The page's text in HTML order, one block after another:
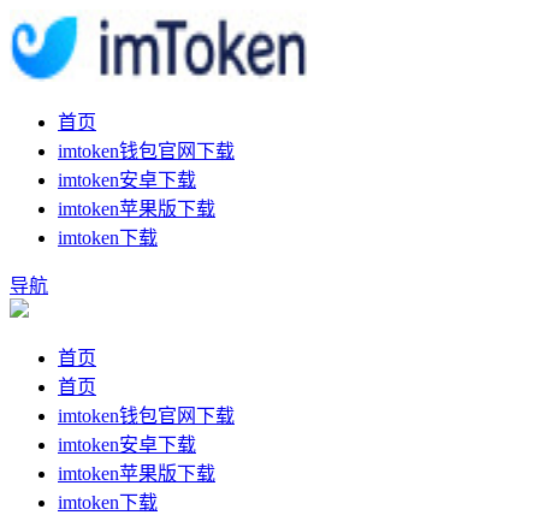
首页
imtoken钱包官网下载
imtoken安卓下载
imtoken苹果版下载
imtoken下载
导航
首页
首页
imtoken钱包官网下载
imtoken安卓下载
imtoken苹果版下载
imtoken下载